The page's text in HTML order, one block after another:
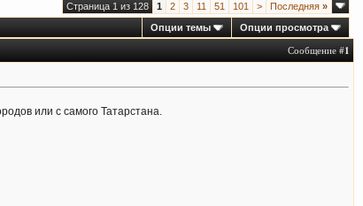
Страница 1 из 128 1 2 3 11 51 101 > Последняя »
Опции темы
Опции просмотра
Сообщение #1
или с самого Татарстана.